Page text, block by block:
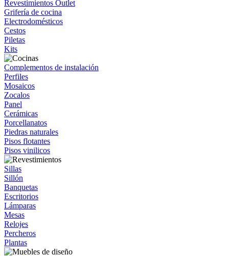
Revestimientos Outlet
Grifería de cocina
Electrodomésticos
Cestos
Piletas
Kits
Complementos de instalación
Perfiles
Mosaicos
Zocalos
Panel
Cerámicas
Porcellanatos
Piedras naturales
Pisos flotantes
Pisos vinilicos
Sillas
Sillón
Banquetas
Escritorios
Lámparas
Mesas
Relojes
Percheros
Plantas